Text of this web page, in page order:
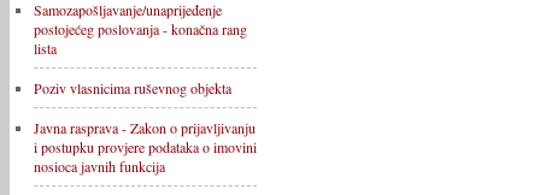
Samozapošljavanje/unaprijeđenje
postojećeg poslovanja - konačna rang
lista
Poziv vlasnicima ruševnog objekta
Javna rasprava - Zakon o prijavljivanju
i postupku provjere podataka o imovini
nosioca javnih funkcija